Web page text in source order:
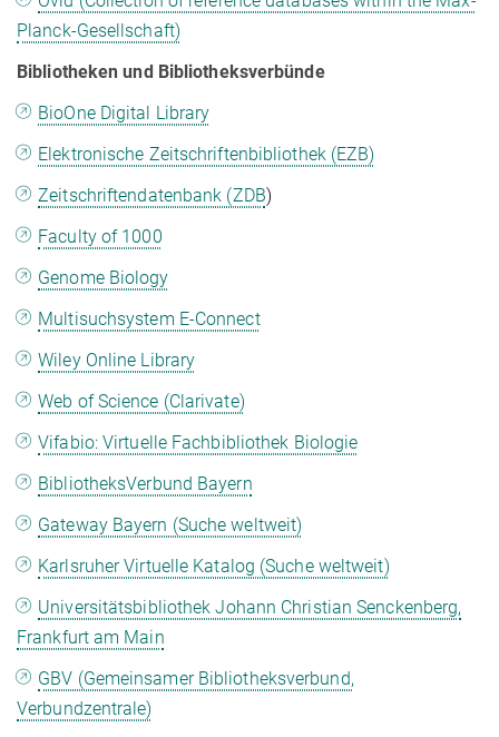
Planck-Gesellschaft)
Bibliotheken und Bibliotheksverbünde
BioOne Digital Library
Elektronische Zeitschriftenbibliothek (EZB)
Zeitschriftendatenbank (ZDB)
Faculty of 1000
Genome Biology
Multisuchsystem E-Connect
Wiley Online Library
Web of Science (Clarivate)
Vifabio: Virtuelle Fachbibliothek Biologie
BibliotheksVerbund Bayern
Gateway Bayern (Suche weltweit)
Karlsruher Virtuelle Katalog (Suche weltweit)
Universitätsbibliothek Johann Christian Senckenberg,
Frankfurt am Main
GBV (Gemeinsamer Bibliotheksverbund,
Verbundzentrale)